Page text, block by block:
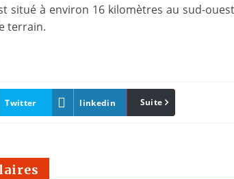
situé à environ 16 kilomètres au sud-
terrain.
Twitter linkedin Pinterest
Suite